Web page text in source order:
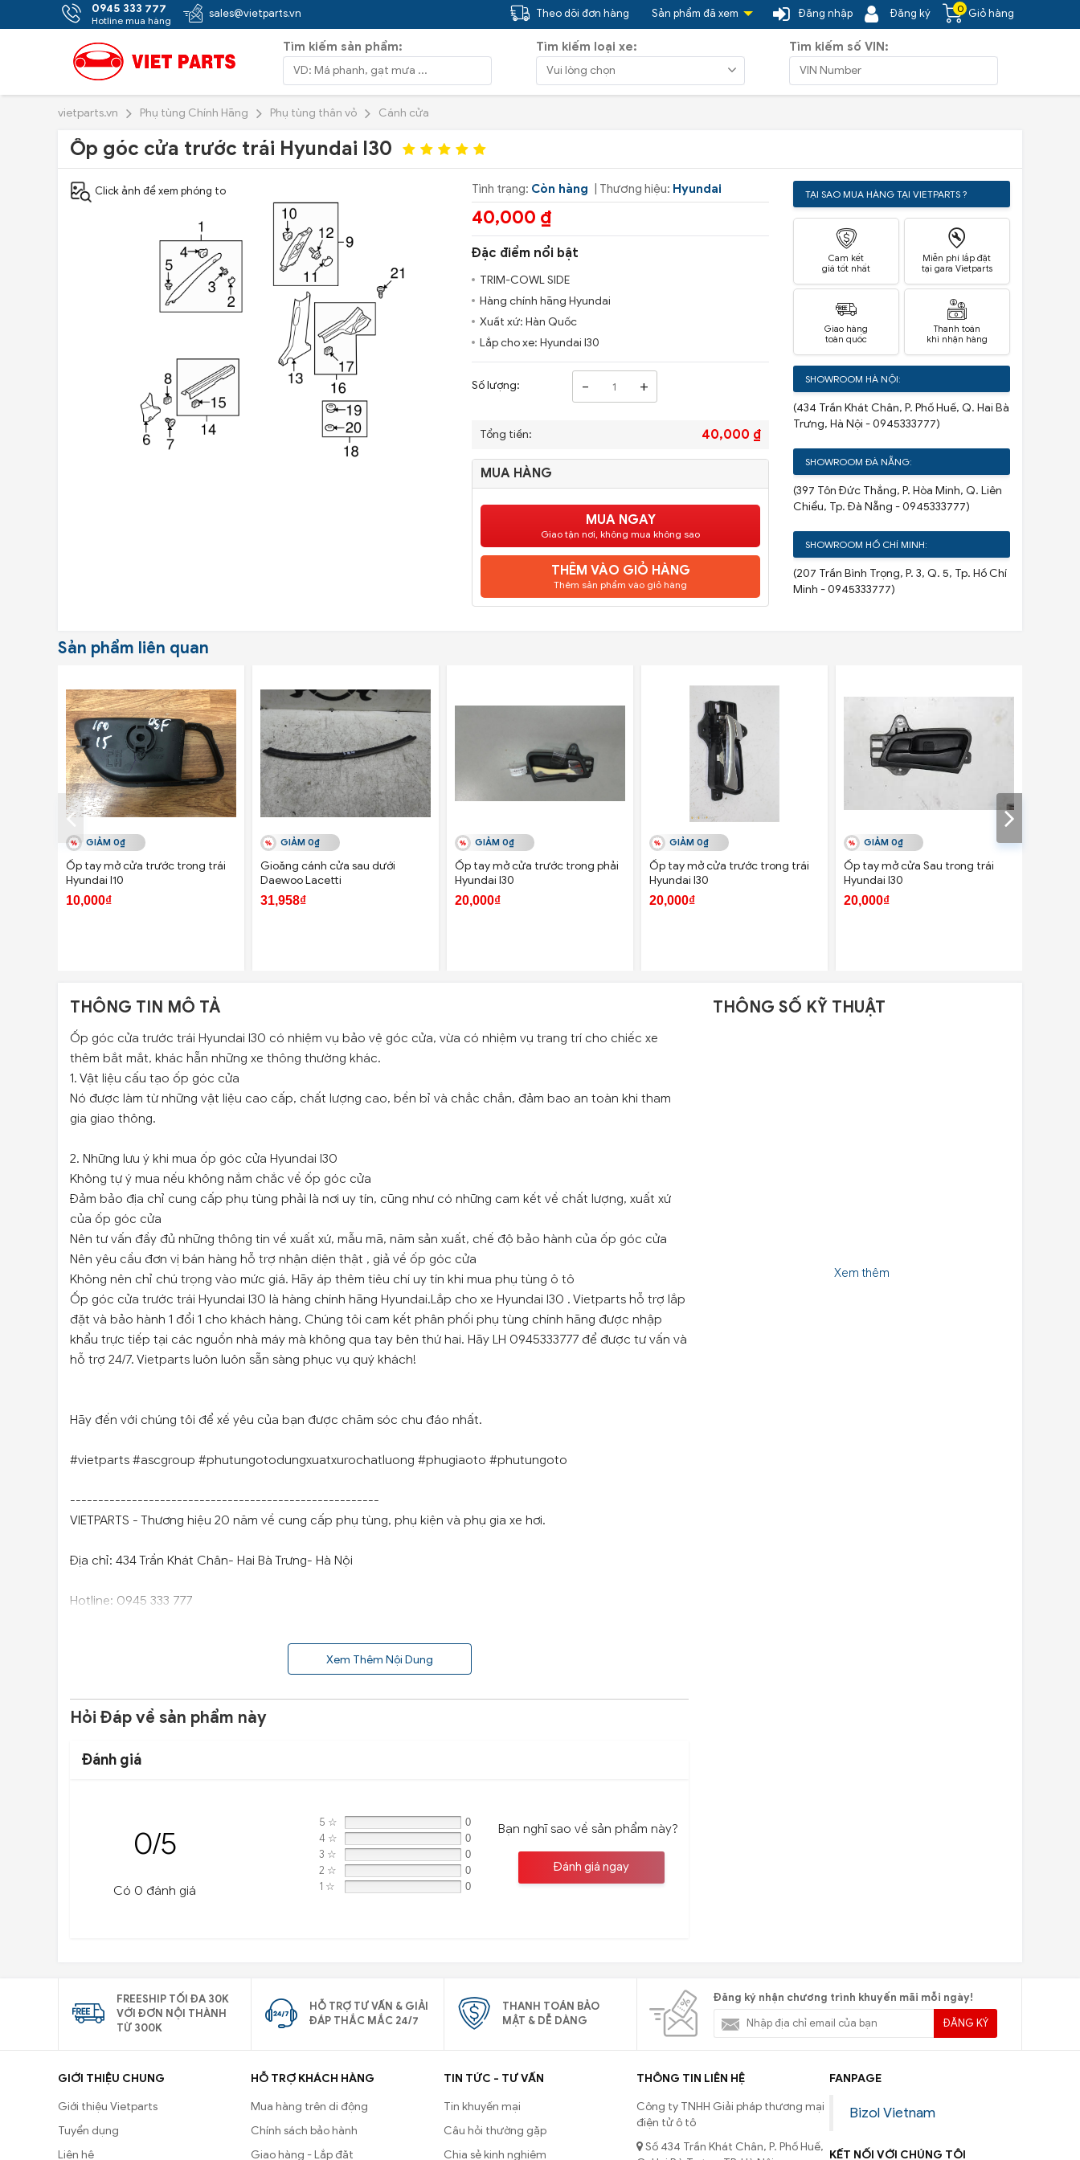
0945 333 777
Hotline mua hàng
sales@vietparts.vn 0 Giỏ hàng
Đăng ký
Đăng nhập
Sản phẩm đã xem
Theo dõi đơn hàng
Tìm kiếm sản phẩm: Tìm kiếm loại xe: Tìm kiếm số VIN:
vietparts.vn Phụ tùng Chính Hãng Phụ tùng thân vỏ Cánh cửa
Ốp góc cửa trước trái Hyundai I30
Click ảnh để xem phóng to Tình trạng: Còn hàng | Thương hiệu: Hyundai
40,000 ₫
Đặc điểm nổi bật
TRIM-COWL SIDE
Hàng chính hãng Hyundai
Xuất xứ: Hàn Quốc
Lắp cho xe: Hyundai I30
Số lượng: - +
Tổng tiền: 40,000 ₫
MUA HÀNG
MUA NGAY
Giao tận nơi, không mua không sao
THÊM VÀO GIỎ HÀNG
Thêm sản phẩm vào giỏ hàng
TẠI SAO MUA HÀNG TẠI VIETPARTS ?
Cam kết
giá tốt nhất
Miễn phí lắp đặt
tại gara Vietparts
Giao hàng
toàn quốc
Thanh toán
khi nhận hàng
SHOWROOM HÀ NỘI:
(434 Trần Khát Chân, P. Phố Huế, Q. Hai Bà
Trưng, Hà Nội - 0945333777)
SHOWROOM ĐÀ NẴNG:
(397 Tôn Đức Thắng, P. Hòa Minh, Q. Liên
Chiểu, Tp. Đà Nẵng - 0945333777)
SHOWROOM HỒ CHÍ MINH:
(207 Trần Bình Trọng, P. 3, Q. 5, Tp. Hồ Chí
Minh - 0945333777)
Sản phẩm liên quan
GIẢM 0₫
Ốp tay mở cửa trước trong trái
Hyundai I10
10,000₫
GIẢM 0₫
Gioăng cánh cửa sau dưới
Daewoo Lacetti
31,958₫
GIẢM 0₫
Ốp tay mở cửa trước trong phải
Hyundai I30
20,000₫
GIẢM 0₫
Ốp tay mở cửa trước trong trái
Hyundai I30
20,000₫
GIẢM 0₫
Ốp tay mở cửa Sau trong trái
Hyundai I30
20,000₫
THÔNG TIN MÔ TẢ
Ốp góc cửa trước trái Hyundai I30 có nhiệm vụ bảo vệ góc cửa, vừa có nhiệm vụ trang trí cho chiếc xe
thêm bắt mắt, khác hẵn những xe thông thường khác.
1. Vật liệu cấu tạo ốp góc cửa
Nó được làm từ những vật liệu cao cấp, chất lượng cao, bền bỉ và chắc chắn, đảm bao an toàn khi tham
gia giao thông.
2. Những lưu ý khi mua ốp góc cửa Hyundai I30
Không tự ý mua nếu không nắm chắc về ốp góc cửa
Đảm bảo địa chỉ cung cấp phụ tùng phải là nơi uy tín, cũng như có những cam kết về chất lượng, xuất xứ
của ốp góc cửa
Nên tư vấn đầy đủ những thông tin về xuất xứ, mẫu mã, năm sản xuất, chế độ bảo hành của ốp góc cửa
Nên yêu cầu đơn vị bán hàng hỗ trợ nhận diện thật , giả về ốp góc cửa
Không nên chỉ chú trọng vào mức giá. Hãy áp thêm tiêu chí uy tín khi mua phụ tùng ô tô
Ốp góc cửa trước trái Hyundai I30 là hàng chính hãng Hyundai.Lắp cho xe Hyundai I30 . Vietparts hỗ trợ lắp
đặt và bảo hành 1 đổi 1 cho khách hàng. Chúng tôi cam kết phân phối phụ tùng chính hãng được nhập
khẩu trực tiếp tại các nguồn nhà máy mà không qua tay bên thứ hai. Hãy LH 0945333777 để được tư vấn và
hỗ trợ 24/7. Vietparts luôn luôn sẵn sàng phục vụ quý khách!
Hãy đến với chúng tôi để xế yêu của bạn được chăm sóc chu đáo nhất.
#vietparts #ascgroup #phutungotodungxuatxurochatluong #phugiaoto #phutungoto
-------------------------------------------------------
VIETPARTS - Thương hiệu 20 năm về cung cấp phụ tùng, phụ kiện và phụ gia xe hơi.
Địa chỉ: 434 Trần Khát Chân- Hai Bà Trưng- Hà Nội
Hotline: 0945 333 777
Xem Thêm Nội Dung
Hỏi Đáp về sản phẩm này
Đánh giá
0/5
Có 0 đánh giá
5 ☆ 0
4 ☆ 0
3 ☆ 0
2 ☆ 0
1 ☆ 0
Bạn nghĩ sao về sản phẩm này?
Đánh giá ngay
THÔNG SỐ KỸ THUẬT
Xem thêm
FREESHIP TỐI ĐA 30K
VỚI ĐƠN NỘI THÀNH
TỪ 300K
HỖ TRỢ TƯ VẤN & GIẢI
ĐÁP THẮC MẮC 24/7
THANH TOÁN BẢO
MẬT & DỄ DÀNG
Đăng ký nhận chương trình khuyến mãi mỗi ngày!
ĐĂNG KÝ
GIỚI THIỆU CHUNG
Giới thiệu Vietparts
Tuyển dụng
Liên hệ
HỖ TRỢ KHÁCH HÀNG
Mua hàng trên di động
Chính sách bảo hành
Giao hàng - Lắp đặt
TIN TỨC - TƯ VẤN
Tin khuyến mại
Câu hỏi thường gặp
Chia sẻ kinh nghiệm
THÔNG TIN LIÊN HỆ
Công ty TNHH Giải pháp thương mại
điện tử ô tô
Số 434 Trần Khát Chân, P. Phố Huế,
FANPAGE
Bizol Vietnam
KẾT NỐI VỚI CHÚNG TÔI